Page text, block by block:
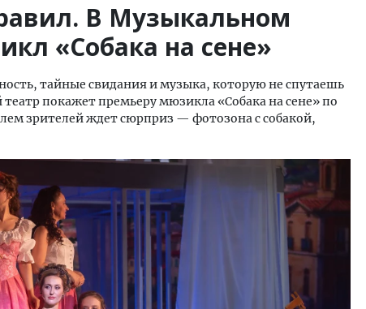
В Музыкальном
«Собака на сене»
тайные свидания и музыка, которую не спутаешь
покажет премьеру мюзикла «Собака на сене» по
зрителей ждет сюрприз — фотозона с собакой,